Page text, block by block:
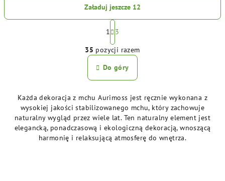
K
o
n
t
o
l
k
i
l
Załaduj jeszcze 12
P
a
g
i
a
c
a
1
3
35 pozycji razem
Do góry
Każda dekoracja z mchu Aurimoss jest ręcznie wykonana z
wysokiej jakości stabilizowanego mchu, który zachowuje
naturalny wygląd przez wiele lat. Ten naturalny element jest
elegancką, ponadczasową i ekologiczną dekoracją, wnoszącą
harmonię i relaksującą atmosferę do wnętrza.